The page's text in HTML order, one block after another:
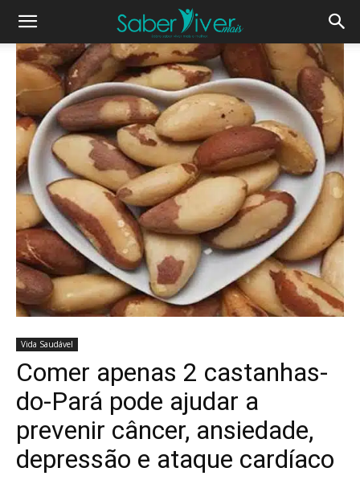
Vida Saudável
Comer apenas 2 castanhas-
do-Pará pode ajudar a
prevenir câncer, ansiedade,
depressão e ataque cardíaco